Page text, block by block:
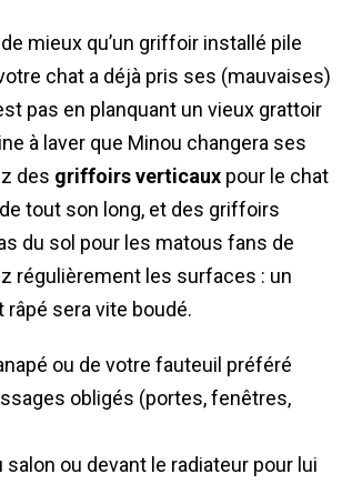
mieux qu’un griffoir installé pile
chat a déjà pris ses (mauvaises)
pas en planquant un vieux grattoir
à laver que Minou changera ses
des griffoirs verticaux pour le chat
tout son long, et des griffoirs
du sol pour les matous fans de
régulièrement les surfaces : un
sera vite boudé.
ou de votre fauteuil préféré
obligés (portes, fenêtres,
salon ou devant le radiateur pour lui